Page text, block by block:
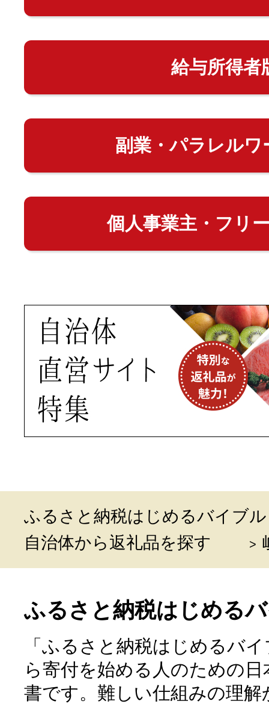
給与所得者
副業・パラレルワ
個人事業主・フリ
ふるさと納税はじめるバイブル
自治体から返礼品を探す
ふるさと納税はじめる
「ふるさと納税はじめるバ
ら寄付を始める人のための
書です。難しい仕組みの理